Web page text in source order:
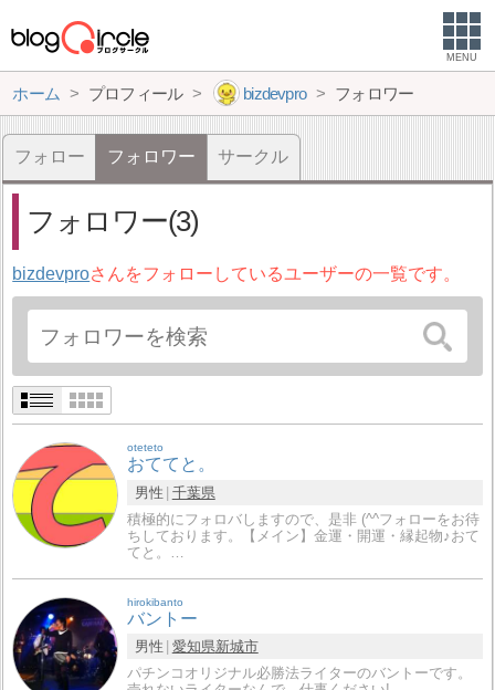
MENU
ホーム プロフィール bizdevpro フォロワー
フォロー フォロワー サークル
フォロワー(3)
bizdevproさんをフォローしているユーザーの一覧です。
oteteto
おててと。
男性 千葉県
積極的にフォロバしますので、是非 (^^フォローをお待
ちしております。【メイン】金運・開運・縁起物♪おて
てと。…
hirokibanto
バントー
男性 愛知県新城市
パチンコオリジナル必勝法ライターのバントーです。